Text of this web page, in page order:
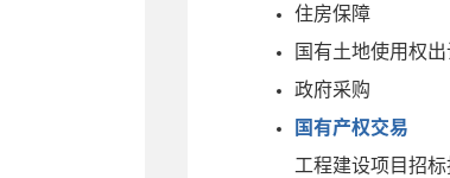
住房保障
国有土地使用权出
政府采购
国有产权交易
工程建设项目招标